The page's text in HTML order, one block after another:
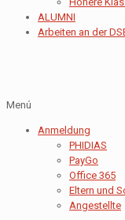
ALUMNI
Arbeiten an der
Menú
Anmeldung
PHIDIAS
PayGo
Office 365
Eltern und
Angestellte